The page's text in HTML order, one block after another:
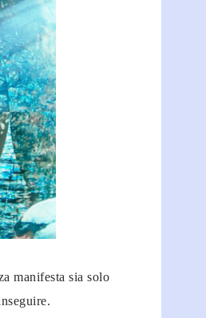
manifesta sia solo